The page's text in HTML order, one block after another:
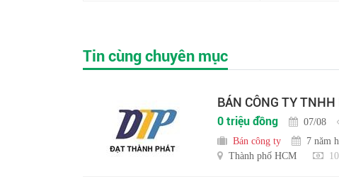
Tin cùng chuyên mục
BÁN CÔNG TY
0 triệu đồng 07/08
Bán công ty
7 năm
Thành phố HCM